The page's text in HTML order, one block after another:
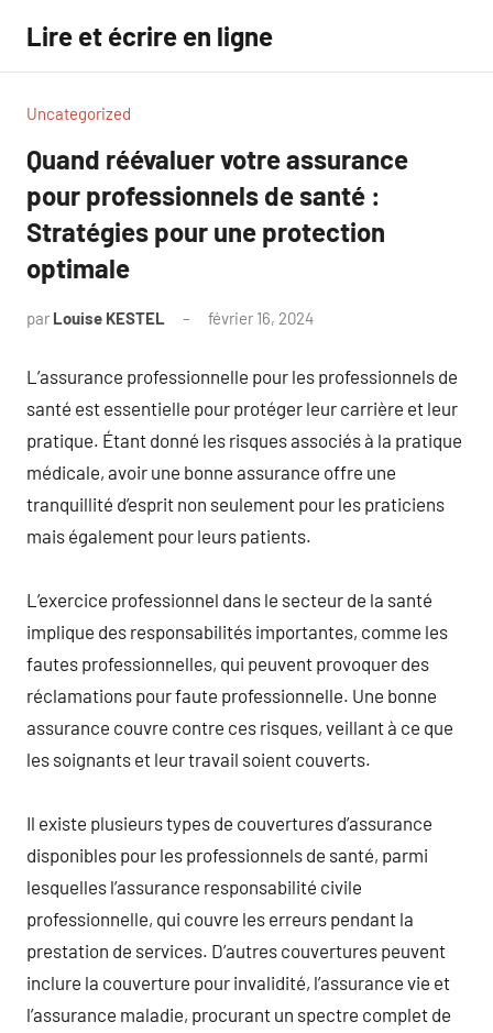
contenu
Lire et écrire en ligne
Uncategorized
Quand réévaluer votre assurance
pour professionnels de santé :
Stratégies pour une protection
optimale
par Louise KESTEL février 16, 2024
L’assurance professionnelle pour les professionnels de
santé est essentielle pour protéger leur carrière et leur
pratique. Étant donné les risques associés à la pratique
médicale, avoir une bonne assurance offre une
tranquillité d’esprit non seulement pour les praticiens
mais également pour leurs patients.
L’exercice professionnel dans le secteur de la santé
implique des responsabilités importantes, comme les
fautes professionnelles, qui peuvent provoquer des
réclamations pour faute professionnelle. Une bonne
assurance couvre contre ces risques, veillant à ce que
les soignants et leur travail soient couverts.
Il existe plusieurs types de couvertures d’assurance
disponibles pour les professionnels de santé, parmi
lesquelles l’assurance responsabilité civile
professionnelle, qui couvre les erreurs pendant la
prestation de services. D’autres couvertures peuvent
inclure la couverture pour invalidité, l’assurance vie et
l’assurance maladie, procurant un spectre complet de